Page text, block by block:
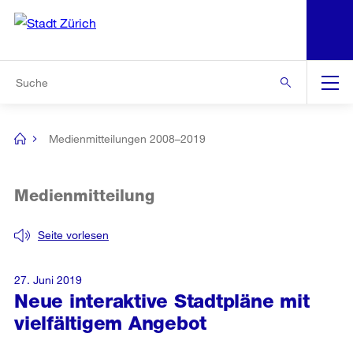
Navigation
[no
Medienmitteilungen 2008–2019
Neue interaktive Stadtpläne mit
vielfältigem Angebot
Seite vorlesen
Medienmitteilung
27. Juni 2019